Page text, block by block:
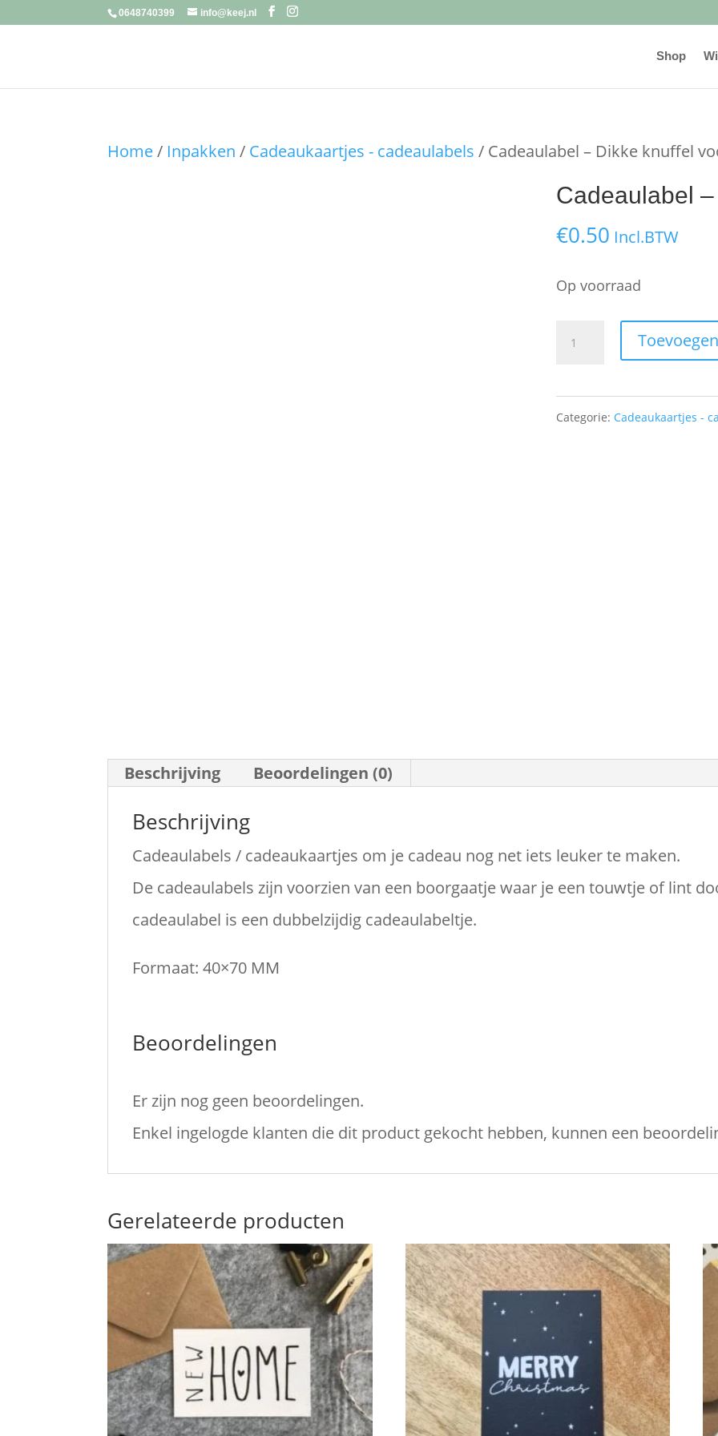
0648740399 info@keej.nl
Shop
Home/ Inpakken / Cadeaukaartjes - cadeaulabels / Cadeaulabel – Dikke knuffel
Cadeaulabel
€0.50 Incl.BTW
Op voorraad
Cadeaulabel
Dikke
Categorie: Cadeaukaartjes -
Beschrijving Beoordelingen (0)
Beschrijving
Cadeaulabels / cadeaukaartjes om je cadeau nog net iets leuker te maken.
De cadeaulabels zijn voorzien van een boorgaatje waar je een touwtje of lint
cadeaulabel is een dubbelzijdig cadeaulabeltje.
Formaat: 40×70 MM
Beoordelingen
Er zijn nog geen beoordelingen.
Enkel ingelogde klanten die dit product gekocht hebben, kunnen een
Gerelateerde producten